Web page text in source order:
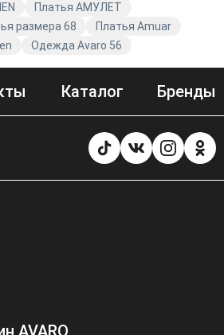
Платья АМУЛЕТ
размера 68
Платья Amuar
Одежда Avaro 56
Каталог Бренды